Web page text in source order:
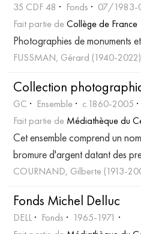
35 CDF 48 Fonds
07/
Fait partie deCollège de France
Photographies de monuments
FUSSMAN, Gérard (1940-2022)
Collection
GC Ensemble
c.1860-2005
Fait partie de Médiathèque du
Cet ensemble comprend un
bromure d'argent datant des
COURNAND, Gilberte (1913-
Fonds Michel Delluc
DELL Fonds
1965-1971